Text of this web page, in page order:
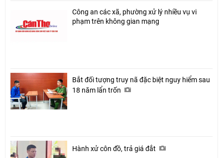
Công an các xã, phường xử lý nhiều vụ vi
phạm trên không gian mạng
Bắt đối tượng truy nã đặc biệt nguy hiểm sau
18 năm lẩn trốn
Hành xử côn đồ, trả giá đắt